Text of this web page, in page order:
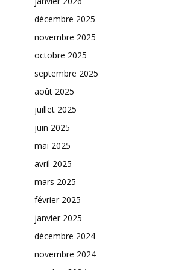
décembre 2025
novembre 2025
octobre 2025
septembre 2025
août 2025
juillet 2025
juin 2025
mai 2025
avril 2025
mars 2025
février 2025
janvier 2025
décembre 2024
novembre 2024